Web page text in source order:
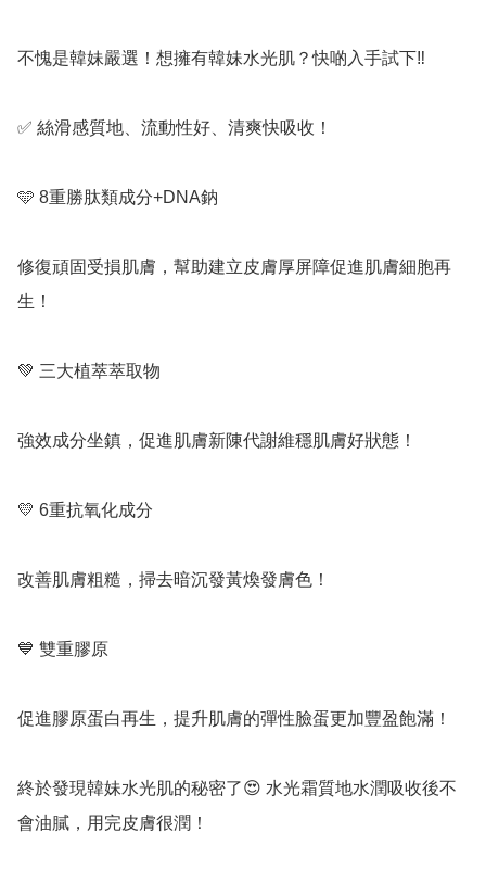
不愧是韓妹嚴選！想擁有韓妹水光肌？快啲入手試下‼️
✅ 絲滑感質地、流動性好、清爽快吸收！
🩵 8重勝肽類成分+DNA鈉
修復頑固受損肌膚，幫助建立皮膚厚屏障促進肌膚細胞再
生！
💚 三大植萃萃取物
強效成分坐鎮，促進肌膚新陳代謝維穩肌膚好狀態！
💛 6重抗氧化成分
改善肌膚粗糙，掃去暗沉發黃煥發膚色！
💙 雙重膠原
促進膠原蛋白再生，提升肌膚的彈性臉蛋更加豐盈飽滿！
終於發現韓妹水光肌的秘密了😍 水光霜質地水潤吸收後不
會油膩，用完皮膚很潤！